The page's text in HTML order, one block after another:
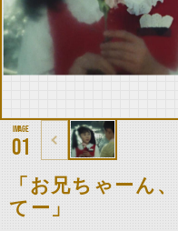
01
「お兄ちゃーん
てー」